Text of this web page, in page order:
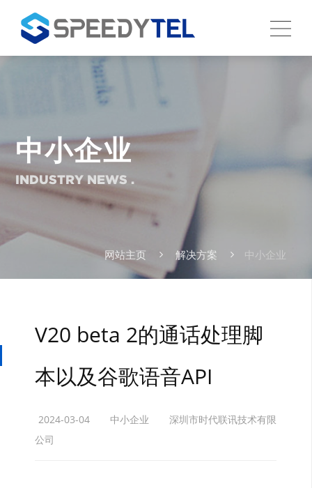
中小企业
INDUSTRY NEWS .
网站主页 解决方案 中小企业
V20 beta 2的通话处理脚
本以及谷歌语音API
2024-03-04 中小企业
深圳市时代联讯技术有限
公司